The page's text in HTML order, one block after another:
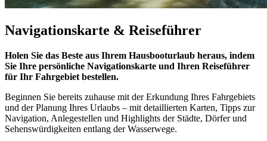
Navigationskarte & Reiseführer
Holen Sie das Beste aus Ihrem Hausbooturlaub heraus, indem
Sie Ihre persönliche Navigationskarte und Ihren Reiseführer
für Ihr Fahrgebiet bestellen.
Beginnen Sie bereits zuhause mit der Erkundung Ihres Fahrgebiets
und der Planung Ihres Urlaubs – mit detaillierten Karten, Tipps zur
Navigation, Anlegestellen und Highlights der Städte, Dörfer und
Sehenswürdigkeiten entlang der Wasserwege.